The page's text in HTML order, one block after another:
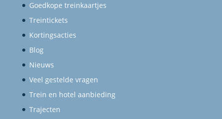
Goedkope treinkaartjes
Treintickets
Kortingsacties
Blog
Nieuws
Veel gestelde vragen
Trein en hotel aanbieding
Trajecten